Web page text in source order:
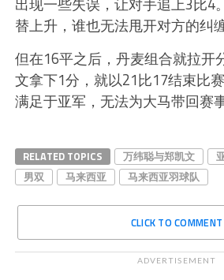
替上升，谁也无法甩开对方的纠缠
但在16平之后，丹麦组合就拉开
文拿下1分，就以21比17结束比
满足于亚军，无法为大马带回赛
RELATED TOPICS 万纬聪与郑凯文
男双
马来西亚 马来西亚羽球队
CLICK TO COMMENT
ADVERTISEMENT